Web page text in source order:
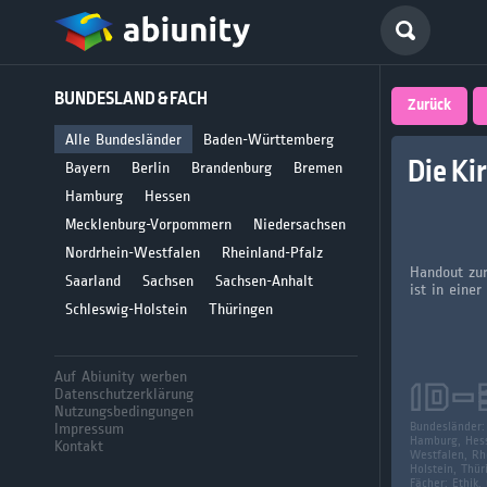
BUNDESLAND & FACH
Alle Bundesländer
Baden-Württemberg
Bayern
Berlin Brandenburg
Bremen
Hamburg
Hessen
Mecklenburg-Vorpommern
Niedersachsen
Nordrhein-Westfalen
Rheinland-Pfalz
Saarland
Sachsen
Sachsen-Anhalt
Schleswig-Holstein
Thüringen
Auf Abiunity werben
Datenschutzerklärung
Nutzungsbedingungen
Impressum
Kontakt
größte
für
Zurück
Die
Handout
ist in einer
ID-
Bundesländer:
Hamburg,
Westfalen,
Holstein,
Fächer: Ethik,